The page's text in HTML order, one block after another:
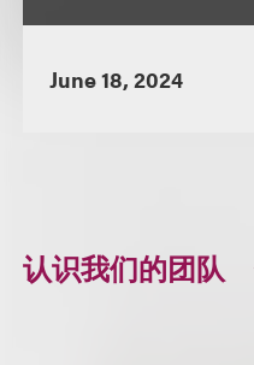
June 18, 2024
认识我们的团队